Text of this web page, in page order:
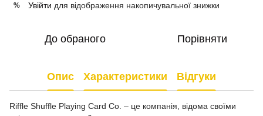
% Увійти для відображення накопичувальної знижки
До обраного Порівняти
Опис Характеристики Відгуки
Riffle Shuffle Playing Card Co. – це компанія, відома своїми